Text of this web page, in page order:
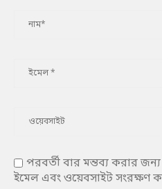
পরবর্তী বার মন্তব্য করার
ইমেল এবং ওয়েবসাইট সংরক্ষণ